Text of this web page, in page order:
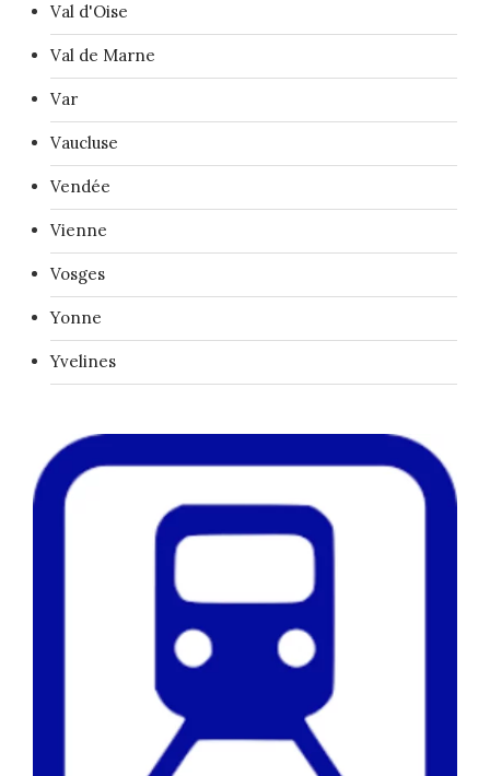
Val d'Oise
Val de Marne
Var
Vaucluse
Vendée
Vienne
Vosges
Yonne
Yvelines